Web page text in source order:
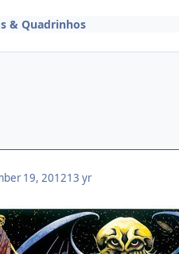
& Quadrinhos
19, 201213 yr